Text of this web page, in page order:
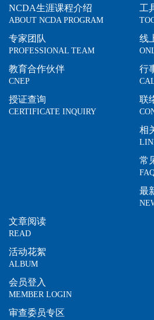
NCDA生涯课程介绍
ABOUT NCDA PROGRAM
专家团队
PROFESSIONAL TEAM
教育合作伙伴
CNEP
授证查询
CERTIFICATE INQUIRY
工
线
行
联
相
常
最
文章阅读
READ
活动花絮
ALBUM
会员登入
MEMBER LOGIN
审查委员专区